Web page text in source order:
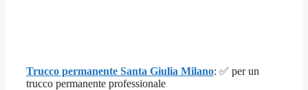
Trucco permanente Santa Giulia Milano: ✅ per un
trucco permanente professionale